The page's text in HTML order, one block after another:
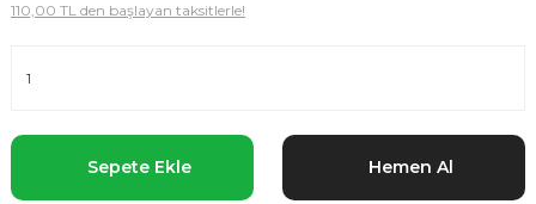
110,00 TL den başlayan taksitlerle!
Sepete Ekle Hemen Al